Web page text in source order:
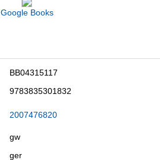
Google Books
BB04315117
9783835301832
2007476820
gw
ger